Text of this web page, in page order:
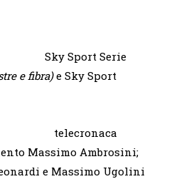
Sky Sport Serie
e fibra)e Sky Sport
Massimo Ambrosini;
e Massimo Ugolini